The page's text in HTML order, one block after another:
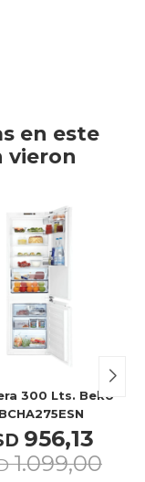
en este
vieron
300 Lts. Beko
956,13
1.099,00